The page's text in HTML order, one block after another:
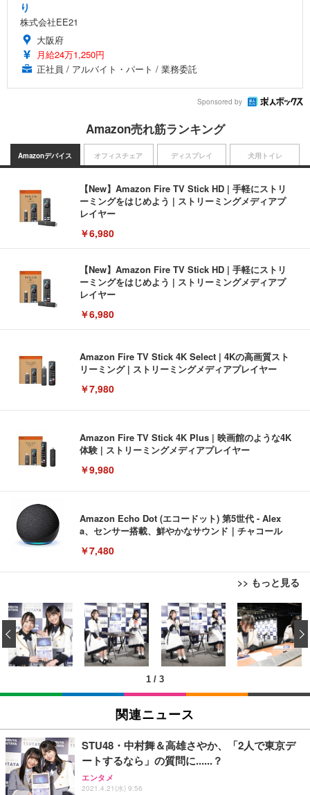
り
株式会社EE21
大阪府
月給24万1,250円
正社員 / アルバイト・パート / 業務委託
Sponsored by
Amazon売れ筋ランキング
Amazonデバイス
【New】Amazon Fire TV Stick HD | 手軽にストリ
ーミングをはじめよう | ストリーミングメディアプ
レイヤー
￥6,980
【New】Amazon Fire TV Stick HD | 手軽にストリ
ーミングをはじめよう | ストリーミングメディアプ
レイヤー
￥6,980
Amazon Fire TV Stick 4K Select | 4Kの高画質スト
リーミング | ストリーミングメディアプレイヤー
￥7,980
Amazon Fire TV Stick 4K Plus | 映画館のような4K
体験 | ストリーミングメディアプレイヤー
￥9,980
Amazon Echo Dot (エコードット) 第5世代 - Alex
a、センサー搭載、鮮やかなサウンド｜チャコール
￥7,480
>> もっと見る
オフィスチェア
[EdoErgo] オフィスチェア 椅子 テレワーク 疲れな
い 跳ね上げ式アームレスト コンパクト 約105度ロッ
キング pc 事務椅子 360度回転 座面昇降 強化ナイロ
ン樹脂ベース 通気性メッシュ 在宅ワーク H-WY01
(黒網+黒枠+黒足)
￥5,699
SIHOO B100 オフィスチェア／デスクチェア メッシ
ュチェア 人間工学 疲れない ブラック
￥27,999
Sezlife オフィスチェア デスクチェア 疲れない テレ
ワーク チェア 強化バックレスト 30度ロッキング機
ディスプレイ
EIZO ビジネス向けプレミアムモニター | FlexScan
EV3240X-WT | 31.5型4K UHD・USB Type-C・ホワ
イト
￥105,595
EIZO ビジネス向けプレミアムモニター | FlexScan
【純正品】27"ゲーミングモニター DualSense 充電
フック付き（CFI-ZDM1J）
犬用トイレ
Amazonベーシック ペットシーツ 薄型 レギュラー 1
回使い捨て 無香料 ホワイト 300枚
￥3,373
Amazonベーシック ペットシーツ 厚型 ワイド 42枚
x2袋(84枚) ホワイト(吸収面:ライトブルー)
￥3,234
ネオ・ルーライフ ネオ・オムツ L 中型犬用 26枚入
り 単品
1 / 3
‹
関連ニュース
STU48・中村舞＆高雄さやか、「2人で東京デ
ートするなら」の質問に......？
エンタメ
2021.4.21(水) 9:56